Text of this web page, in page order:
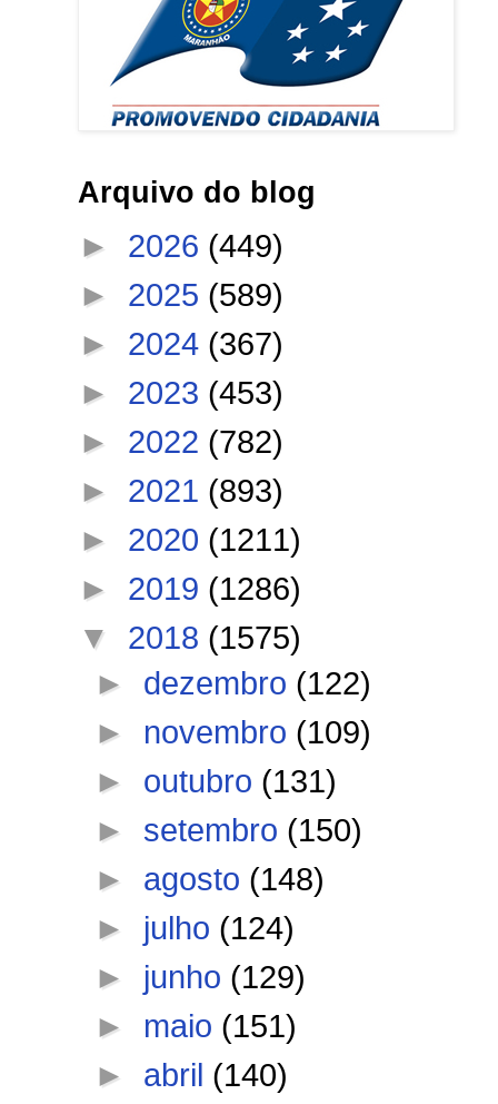
Arquivo do blog
► 2026 (449)
► 2025 (589)
► 2024 (367)
► 2023 (453)
► 2022 (782)
► 2021 (893)
► 2020 (1211)
► 2019 (1286)
▼ 2018 (1575)
► dezembro (122)
► novembro (109)
► outubro (131)
► setembro (150)
► agosto (148)
► julho (124)
► junho (129)
► maio (151)
► abril (140)